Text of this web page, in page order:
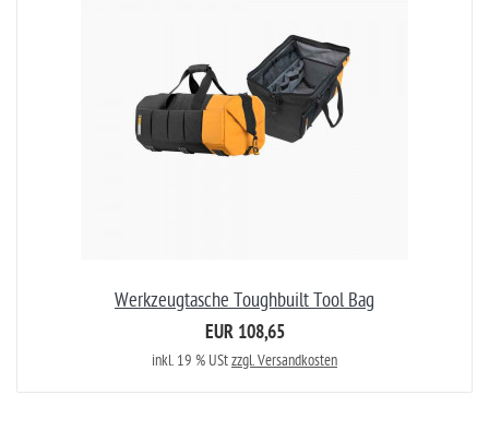
Werkzeugtasche Toughbuilt Tool Bag
EUR 108,65
inkl. 19 % UStzzgl. Versandkosten